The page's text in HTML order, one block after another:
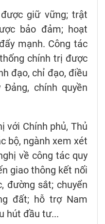
giữ vững; trật
bảo đảm; hoạt
mạnh. Công tác
chính trị được
đạo, chỉ đạo, điều
chính quyền
với Chính phủ, Thủ
bộ, ngành xem xét
về công tác quy
giao thông kết nối
đường sắt; chuyển
đất; hỗ trợ Nam
hút đầu tư...